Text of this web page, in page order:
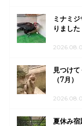
ミナミ
りました
見つけ
（7月）
夏休み宿